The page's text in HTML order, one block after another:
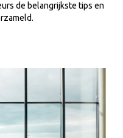
de belangrijkste tips en